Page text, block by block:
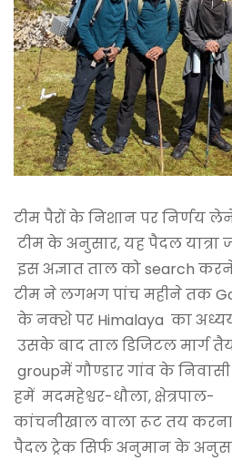
टीम पैरों के निशान पर निर्णय
टीम के अनुसार, यह पैदल यात्रा
इस अज्ञात ताल को search
टीम ने लगभग पांच महीने तक
के नक्शे पर Himalaya का
उसके बाद ताल डिजिटल मार्ग
groupमें गौण्डार गांव के
हमें मदमहेश्वर-धौला, क्षेत्रपाल-
कांचनीखाल वाला रूट तय करना
पैदल ट्रेक सिर्फ अनुमान के